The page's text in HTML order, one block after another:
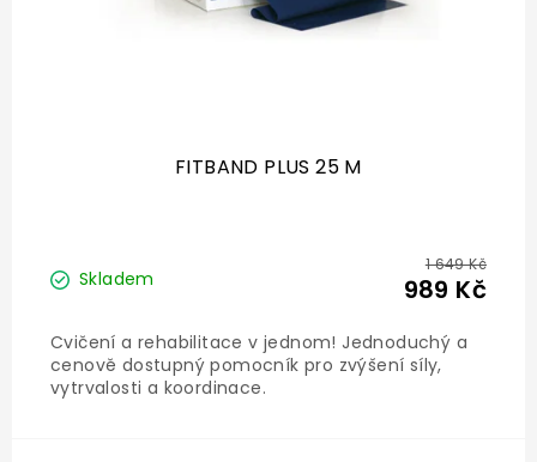
FITBAND PLUS 25 M
Skladem
1 649 Kč
989 Kč
Cvičení a rehabilitace v jednom! Jednoduchý a
cenově dostupný pomocník pro zvýšení síly,
vytrvalosti a koordinace.